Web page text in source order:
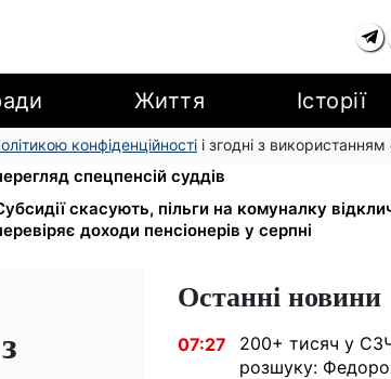
Життя Історії
конфіденційності і згодні з
реформа у вересні: добровільні
спецпенсій суддів
скасують, пільги на комуналку
доходи пенсіонерів у серпні
Останні новини
07:27
200+ тисяч у
розшуку: